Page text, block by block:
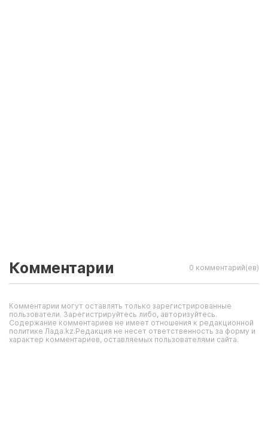
Комментарии 0 комментарий(ев)
Комментарии могут оставлять только зарегистрированные
пользователи. Зарегистрируйтесь либо, авторизуйтесь.
Содержание комментариев не имеет отношения к редакционной
политике Лада.kz.Редакция не несет ответственность за форму и
характер комментариев, оставляемых пользователями сайта.